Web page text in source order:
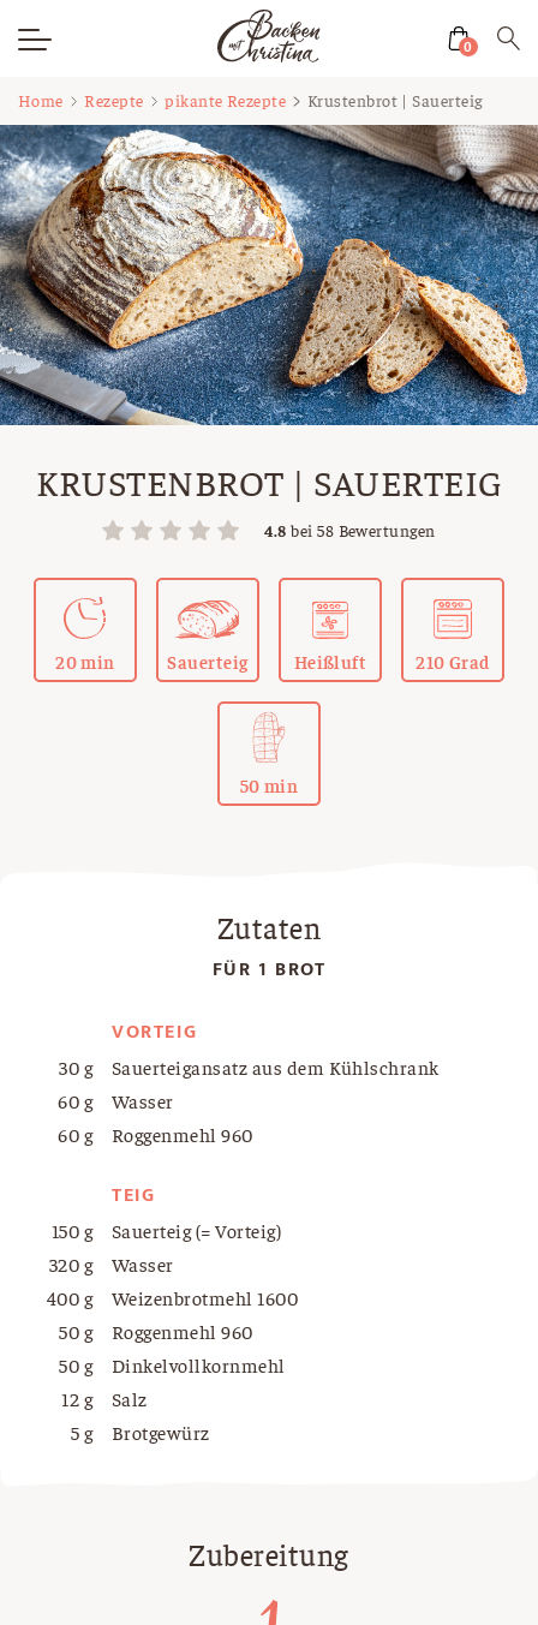
springen
0
Home Rezepte pikante Rezepte Krustenbrot | Sauerteig
KRUSTENBROT | SAUERTEIG
4.8 bei58 Bewertungen
20 min Sauerteig Heißluft 210 Grad
50 min
Zutaten
FÜR 1 BROT
VORTEIG
30 g
Sauerteigansatz aus dem Kühlschrank
60 g
Wasser
60 g
Roggenmehl 960
TEIG
150 g
Sauerteig (= Vorteig)
320 g
Wasser
400 g
Weizenbrotmehl 1600
50 g
Roggenmehl 960
50 g
Dinkelvollkornmehl
12 g
Salz
5 g
Brotgewürz
Zubereitung